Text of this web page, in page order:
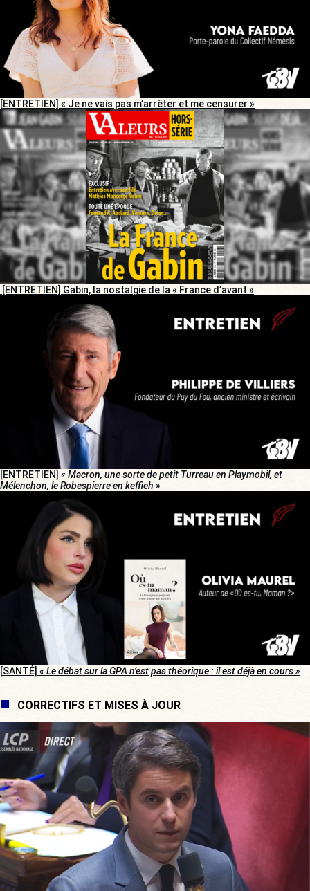
[ENTRETIEN] « Je ne vais pas m’arrêter et me censurer »
[ENTRETIEN] Gabin, la nostalgie de la « France d’avant »
[ENTRETIEN] « Macron, une sorte de petit Turreau en Playmobil, et
Mélenchon, le Robespierre en keffieh »
[SANTÉ] « Le débat sur la GPA n’est pas théorique : il est déjà en cours »
CORRECTIFS ET MISES À JOUR